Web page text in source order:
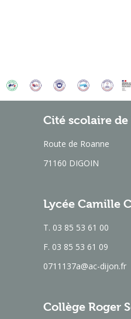
Cité scolaire
Route de Roanne
71160 DIGOIN
Lycée Camille
T. 03 85 53 61 00
F. 03 85 53 61 09
0711137a@ac-dijon.fr
Collège Roger